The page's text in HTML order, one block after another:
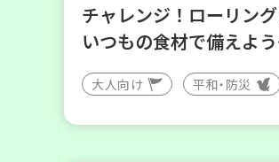
チャレンジ！ローリン
いつもの食材で備えよ
大人向け 平和・防災